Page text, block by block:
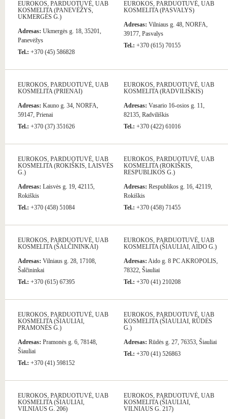
EUROKOS, PARDUOTUVĖ, UAB
KOSMELITA (PANEVĖŽYS,
UKMERGĖS G.)
Adresas: Ukmergės g. 18, 35201,
Panevėžys
Tel.: +370 (45) 586828
EUROKOS, PARDUOTUVĖ, UAB
KOSMELITA (PASVALYS)
Adresas: Vilniaus g. 48, NORFA,
39177, Pasvalys
Tel.: +370 (615) 70155
EUROKOS, PARDUOTUVĖ, UAB
KOSMELITA (PRIENAI)
Adresas: Kauno g. 34, NORFA,
59147, Prienai
Tel.: +370 (37) 351626
EUROKOS, PARDUOTUVĖ, UAB
KOSMELITA (RADVILIŠKIS)
Adresas: Vasario 16-osios g. 11,
82135, Radviliškis
Tel.: +370 (422) 61016
EUROKOS, PARDUOTUVĖ, UAB
KOSMELITA (ROKIŠKIS, LAISVĖS
G.)
Adresas: Laisvės g. 19, 42115,
Rokiškis
Tel.: +370 (458) 51084
EUROKOS, PARDUOTUVĖ, UAB
KOSMELITA (ROKIŠKIS,
RESPUBLIKOS G.)
Adresas: Respublikos g. 16, 42119,
Rokiškis
Tel.: +370 (458) 71455
EUROKOS, PARDUOTUVĖ, UAB
KOSMELITA (ŠALČININKAI)
Adresas: Vilniaus g. 28, 17108,
Šalčininkai
Tel.: +370 (615) 67395
EUROKOS, PARDUOTUVĖ, UAB
KOSMELITA (ŠIAULIAI, AIDO G.)
Adresas: Aido g. 8 PC AKROPOLIS,
78322, Šiauliai
Tel.: +370 (41) 210208
EUROKOS, PARDUOTUVĖ, UAB
KOSMELITA (ŠIAULIAI,
PRAMONĖS G.)
Adresas: Pramonės g. 6, 78148,
Šiauliai
Tel.: +370 (41) 598152
EUROKOS, PARDUOTUVĖ, UAB
KOSMELITA (ŠIAULIAI, RŪDĖS
G.)
Adresas: Rūdės g. 27, 76353, Šiauliai
Tel.: +370 (41) 526863
EUROKOS, PARDUOTUVĖ, UAB
KOSMELITA (ŠIAULIAI,
VILNIAUS G. 206)
EUROKOS, PARDUOTUVĖ, UAB
KOSMELITA (ŠIAULIAI,
VILNIAUS G. 217)